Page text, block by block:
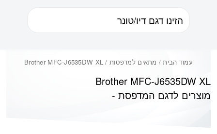
עמוד הבית/ מתאים למדפסות / Brother MFC-J6535DW XL
Brother MFC-J6535DW XL
מוצרים לדגם המדפסת -